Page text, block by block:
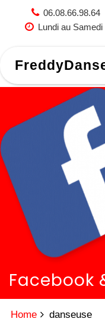
06.08.66.98.64
Lundi au
Facebook
Home danseuse